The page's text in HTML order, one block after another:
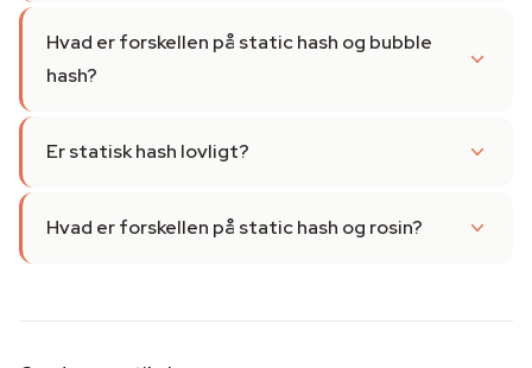
Hvad er forskellen på static hash og bubble
hash?
Er statisk hash lovligt?
Hvad er forskellen på static hash og rosin?